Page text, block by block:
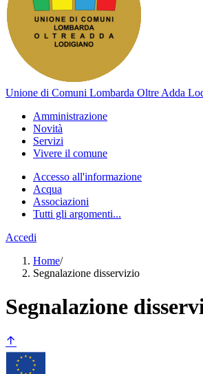
Unione di Comuni Lombarda Oltre Adda
Amministrazione
Novità
Servizi
Vivere il comune
Accesso all'informazione
Acqua
Associazioni
Tutti gli argomenti...
Accedi
Home/
Segnalazione disservizio
Segnalazione